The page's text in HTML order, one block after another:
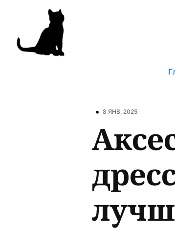
• 8 ЯНВ, 2025